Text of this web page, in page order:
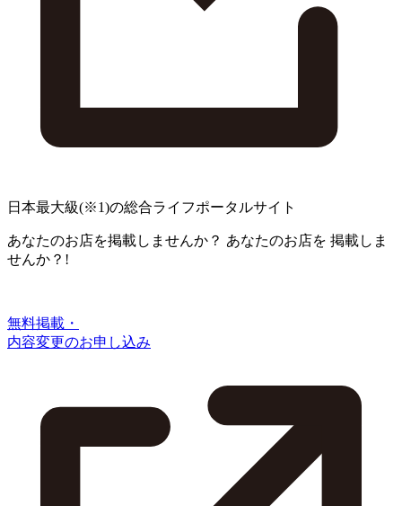
日本最大級(※1)の総合ライフポータルサイト
あなたのお店を掲載しませんか？ あなたのお店を 掲載しま
せんか？!
無料掲載・
内容変更のお申し込み